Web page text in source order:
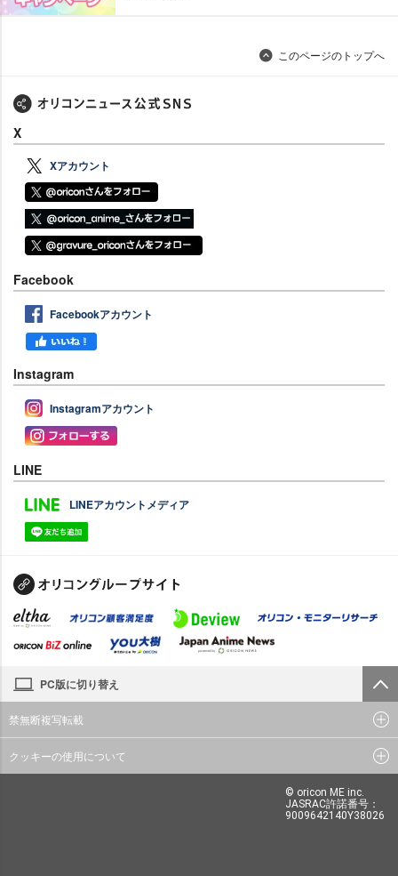
このページのトップへ
X
Xアカウント
Facebook
Facebookアカウント
Instagram
Instagramアカウント
LINE
LINEアカウントメディア
PC版に切り替え
禁無断複写転載
クッキーの使用について
© oricon ME inc.
JASRAC許諾番号：
9009642140Y38026